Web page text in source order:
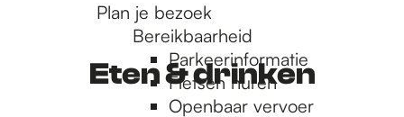
Plan je bezoek
Bereikbaarheid
Parkeerinformatie
Fietsen huren
Openbaar vervoer
Eten & drinken